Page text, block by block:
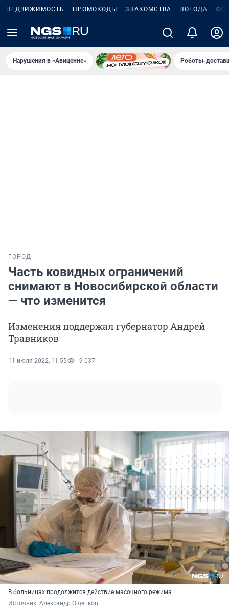
НЕДВИЖИМОСТЬ ПРОМОКОДЫ ЗНАКОМСТВА ПОГОДА
Нарушения в «Авиценне» Роботы-
ГОРОД
Часть ковидных ограничений
снимают в Новосибирской области
— что изменится
Изменения поддержал губернатор Андрей
Травников
11 июля 2022, 11:55 9 037
В больницах продолжится действие масочного режима
Источник: Александр Ощепков